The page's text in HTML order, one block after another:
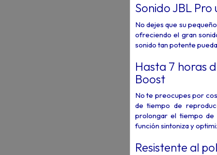
Sonido JBL
No dejes que su
ofreciendo el gran
sonido tan potente
Hasta 7 horas
Boost
No te preocupes por
de tiempo de
prolongar el tiempo de
función sintoniza y
Resistente al